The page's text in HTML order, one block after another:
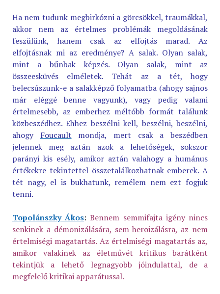
Ha nem tudunk megbirkózni a görcsökkel, traumákkal,
akkor nem az értelmes problémák megoldásának
feszülünk, hanem csak az elfojtás marad. Az
elfojtásnak mi az eredménye? A salak. Olyan salak,
mint a bűnbak képzés. Olyan salak, mint az
összeesküvés elméletek. Tehát az a tét, hogy
belecsúszunk-e a salakképző folyamatba (ahogy sajnos
már eléggé benne vagyunk), vagy pedig valami
értelmesebb, az emberhez méltóbb formát találunk
közbeszédhez. Ehhez beszélni kell, beszélni, beszélni,
ahogy Foucault mondja, mert csak a beszédben
jelennek meg aztán azok a lehetőségek, sokszor
parányi kis esély, amikor aztán valahogy a humánus
értékekre tekintettel összetalálkozhatnak emberek. A
tét nagy, el is bukhatunk, remélem nem ezt fogjuk
tenni.
Topolánszky Ákos:Bennem semmifajta igény nincs
senkinek a démonizálására, sem heroizálásra, az nem
értelmiségi magatartás. Az értelmiségi magatartás az,
amikor valakinek az életművét kritikus barátként
tekintjük a lehető legnagyobb jóindulattal, de a
megfelelő kritikai apparátussal.